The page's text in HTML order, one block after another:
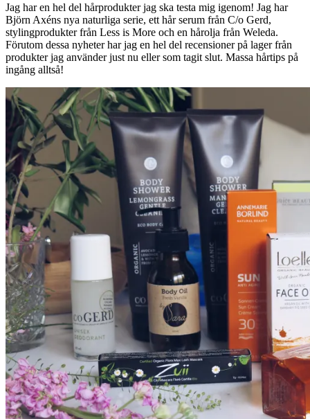
Jag har en hel del hårprodukter jag ska testa mig igenom! Jag har
Björn Axéns nya naturliga serie, ett hår serum från C/o Gerd,
stylingprodukter från Less is More och en hårolja från Weleda.
Förutom dessa nyheter har jag en hel del recensioner på lager från
produkter jag använder just nu eller som tagit slut. Massa hårtips på
ingång alltså!